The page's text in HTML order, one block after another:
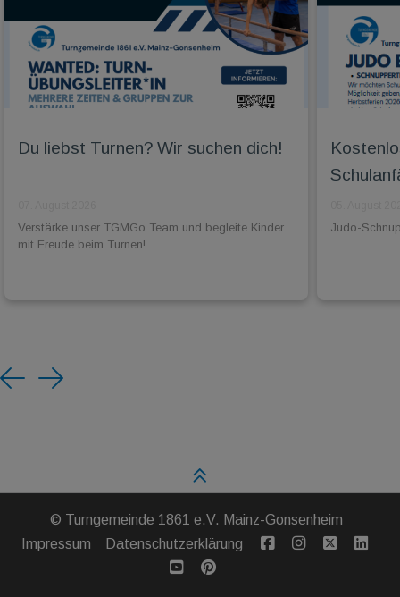
Du liebst Turnen? Wir suchen dich!
Verstärke unser TGMGo Team und begleite Kinder
mit Freude beim Turnen!
Judo-
Previous
Next
© Turngemeinde 1861 e.V. Mainz-Gonsenheim
Impressum
Datenschutzerklärung